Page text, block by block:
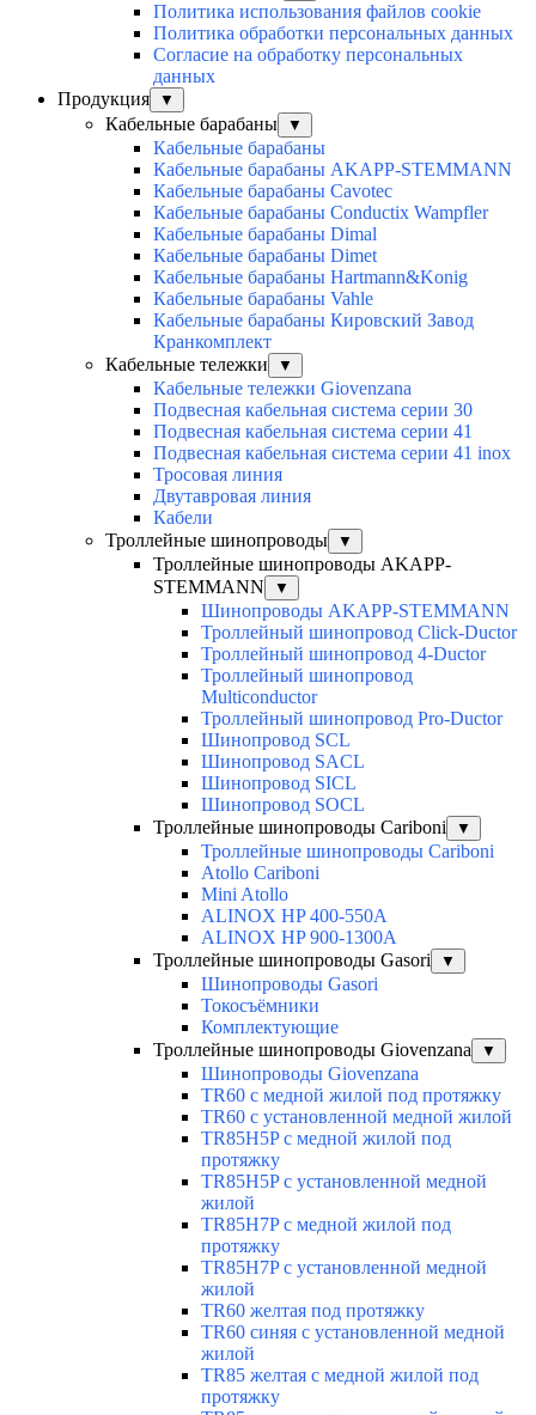
Политика использования файлов cookie
Политика обработки персональных данных
Согласие на обработку персональных
данных
Продукция
▼
Кабельные барабаны ▼
Кабельные барабаны
Кабельные барабаны AKAPP-STEMMANN
Кабельные барабаны Cavotec
Кабельные барабаны Conductix Wampfler
Кабельные барабаны Dimal
Кабельные барабаны Dimet
Кабельные барабаны Hartmann&Konig
Кабельные барабаны Vahle
Кабельные барабаны Кировский Завод
Кранкомплект
Кабельные тележки
▼
Кабельные тележки Giovenzana
Подвесная кабельная система серии 30
Подвесная кабельная система серии 41
Подвесная кабельная система серии 41 inox
Тросовая линия
Двутавровая линия
Кабели
Троллейные шинопроводы
▼
Троллейные шинопроводы AKAPP-
STEMMANN
▼
Шинопроводы AKAPP-STEMMANN
Троллейный шинопровод Click-Ductor
Троллейный шинопровод 4-Ductor
Троллейный шинопровод
Multiconductor
Троллейный шинопровод Pro-Ductor
Шинопровод SCL
Шинопровод SACL
Шинопровод SICL
Шинопровод SOCL
Троллейные шинопроводы Cariboni
▼
Троллейные шинопроводы Cariboni
Atollo Cariboni
Mini Atollo
ALINOX HP 400-550A
ALINOX HP 900-1300A
Троллейные шинопроводы Gasori
▼
Шинопроводы Gasori
Токосъёмники
Комплектующие
Троллейные шинопроводы Giovenzana
▼
Шинопроводы Giovenzana
TR60 с медной жилой под протяжку
TR60 с установленной медной жилой
TR85H5P с медной жилой под
протяжку
TR85H5P с установленной медной
жилой
TR85H7P с медной жилой под
протяжку
TR85H7P с установленной медной
жилой
TR60 желтая под протяжку
TR60 синяя с установленной медной
жилой
TR85 желтая с медной жилой под
протяжку